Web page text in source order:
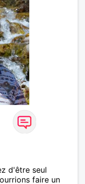
d'être seul
faire un